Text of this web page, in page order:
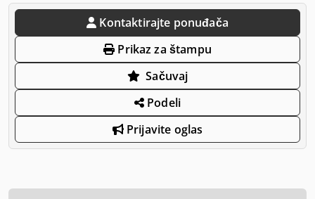
Kontaktirajte ponuđača
Prikaz za štampu
Sačuvaj
Podeli
Prijavite oglas